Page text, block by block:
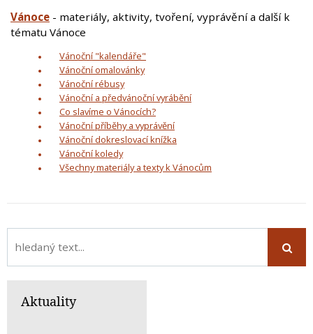
Vánoce - materiály, aktivity, tvoření, vyprávění a další k
tématu Vánoce
Vánoční "kalendáře"
Vánoční omalovánky
Vánoční rébusy
Vánoční a předvánoční vyrábění
Co slavíme o Vánocích?
Vánoční příběhy a vyprávění
Vánoční dokreslovací knížka
Vánoční koledy
Všechny materiály a texty k Vánocům
Aktuality